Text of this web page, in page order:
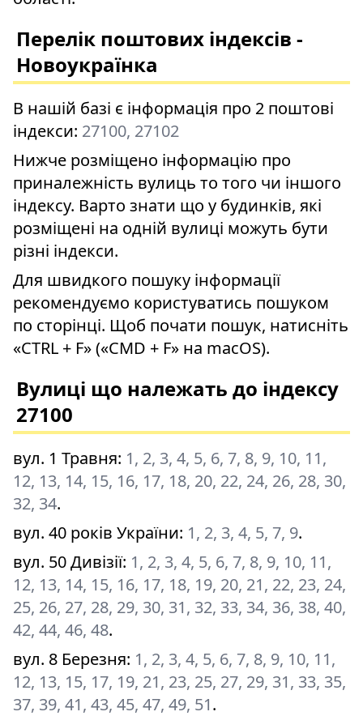
Перелік поштових індексів -
Новоукраїнка
В нашій базі є інформація про 2 поштові
індекси: 27100, 27102
Нижче розміщено інформацію про
приналежність вулиць то того чи іншого
індексу. Варто знати що у будинків, які
розміщені на одній вулиці можуть бути
різні індекси.
Для швидкого пошуку інформації
рекомендуємо користуватись пошуком
по сторінці. Щоб почати пошук, натисніть
«CTRL + F» («CMD + F» на macOS).
Вулиці що належать до індексу
27100
вул. 1 Травня: 1, 2, 3, 4, 5, 6, 7, 8, 9, 10, 11,
12, 13, 14, 15, 16, 17, 18, 20, 22, 24, 26, 28, 30,
32, 34.
вул. 40 років України: 1, 2, 3, 4, 5, 7, 9.
вул. 50 Дивізії: 1, 2, 3, 4, 5, 6, 7, 8, 9, 10, 11,
12, 13, 14, 15, 16, 17, 18, 19, 20, 21, 22, 23, 24,
25, 26, 27, 28, 29, 30, 31, 32, 33, 34, 36, 38, 40,
42, 44, 46, 48.
вул. 8 Березня: 1, 2, 3, 4, 5, 6, 7, 8, 9, 10, 11,
12, 13, 15, 17, 19, 21, 23, 25, 27, 29, 31, 33, 35,
37, 39, 41, 43, 45, 47, 49, 51.